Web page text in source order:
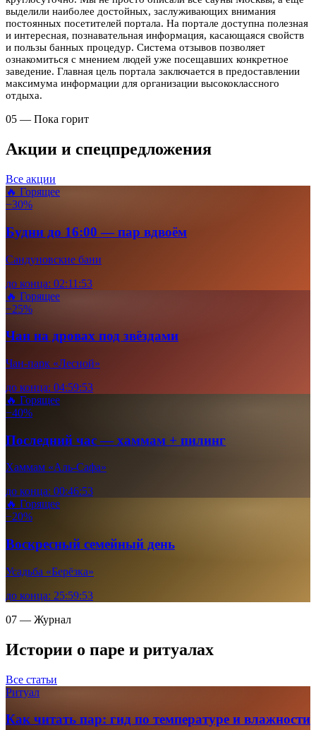
выделили наиболее достойных, заслуживающих внимания
постоянных посетителей портала. На портале доступна полезная
и интересная, познавательная информация, касающаяся свойств
и пользы банных процедур. Система отзывов позволяет
ознакомиться с мнением людей уже посещавших конкретное
заведение. Главная цель портала заключается в предоставлении
максимума информации для организации высококлассного
отдыха.
05 — Пока горит
Акции и спецпредложения
Все акции
🔥 Горящее
−30%
Будни до 16:00 — пар вдвоём
Сандуновские бани
до конца: 02:11 :52
🔥 Горящее
−25%
Чан на дровах под звёздами
Чан-парк «Лесной»
до конца: 04:59:52
🔥 Горящее
−40%
Последний час — хаммам + пилинг
Хаммам «Аль-Сафа»
до конца: 00:46:52
🔥 Горящее
−20%
Воскресный семейный день
Усадьба «Берёзка»
до конца: 25:59:52
07 — Журнал
Истории о паре и ритуалах
Все статьи
Ритуал
Как читать пар: гид по температуре и влажности